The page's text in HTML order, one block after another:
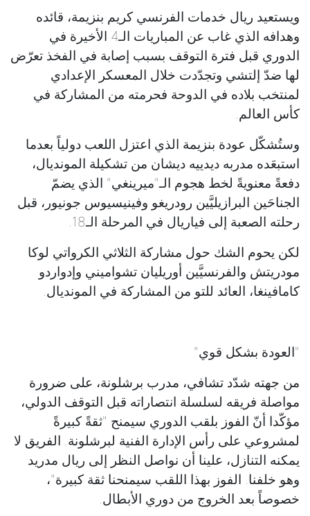
ويستعيد ريال خدمات الفرنسي كريم بنزيمة، قائده
وهدافه الذي غاب عن المباريات الـ4 الأخيرة في
الدوري قبل فترة التوقف بسبب إصابة في الفخذ تعرّض
لها ضدّ إلتشي وتجدّدت خلال المعسكر الإعدادي
لمنتخب بلاده في الدوحة فحرمته من المشاركة في
كأس العالم.
وستُشكّل عودة بنزيمة الذي اعتزل اللعب دولياً بعدما
استبعَده مدربه ديدييه ديشان من تشكيلة المونديال،
دفعةً معنويةً لخط هجوم الـ"ميرينغي" الذي يضمّ
الجناحَين البرازيليَّين رودريغو وفينيسيوس جونيور، قبل
رحلته الصعبة إلى فياريال في المرحلة الـ18.
لكن يحوم الشك حول مشاركة الثلاثي الكرواتي لوكا
مودريتش والفرنسيَّين أوريليان تشواميني وإدواردو
كامافينغا، العائد للتو من المشاركة في المونديال.
"العودة بشكل قوي"
من جهته شدّد تشافي، مدرب برشلونة، على ضرورة
مواصلة فريقه لسلسلة انتصاراته قبل التوقف الدولي،
مؤكّدا أنّ الفوز بلقب الدوري سيمنح "ثقةً كبيرةً
لمشروعي على رأس الإدارة الفنية لبرشلونة. الفريق لا
يمكنه التنازل، علينا أن نواصل النظر إلى ريال مدريد
وهو خلفنا. الفوز بهذا اللقب سيمنحنا ثقة كبيرة"،
خصوصاً بعد الخروج من دوري الأبطال.